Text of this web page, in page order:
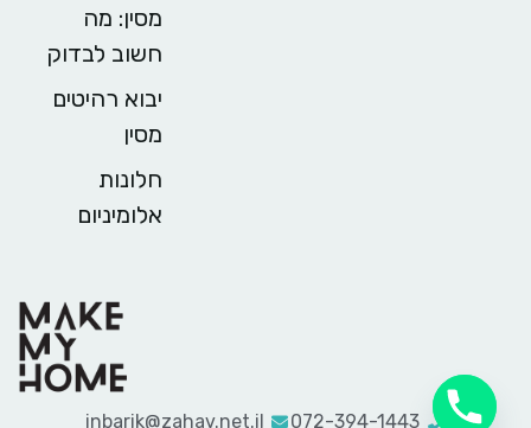
מסין: מה
חשוב לבדוק
יבוא רהיטים
מסין
חלונות
אלומיניום
072-394-1443
inbarik@zahav.net.il